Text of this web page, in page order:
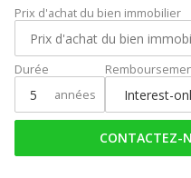
Prix d'achat du bien immobilier
Durée
années
CONTACTEZ-